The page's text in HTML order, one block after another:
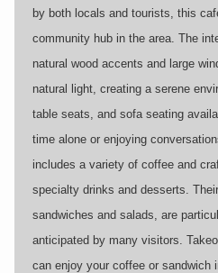
by both locals and tourists, this
community hub in the area. The
natural wood accents and large
natural light, creating a serene
table seats, and sofa seating
time alone or enjoying
includes a variety of coffee and
specialty drinks and desserts.
sandwiches and salads, are
anticipated by many visitors.
can enjoy your coffee or sandwich